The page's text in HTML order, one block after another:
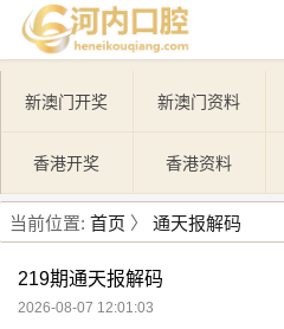
新澳门开奖 新澳门资料
香港开奖 香港资料
当前位置: 首页 〉 通天报解码
219期通天报解码
2026-08-07 12:01:03